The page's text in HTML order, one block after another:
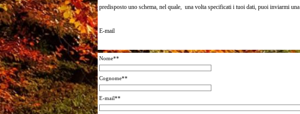
predisposto uno schema, nel quale, una volta specificati i tuoi dati, puoi inviarmi una
E-mail
Nome**
Cognome**
E-mail**